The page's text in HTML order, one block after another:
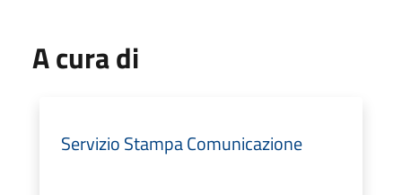
A cura di
Servizio Stampa Comunicazione